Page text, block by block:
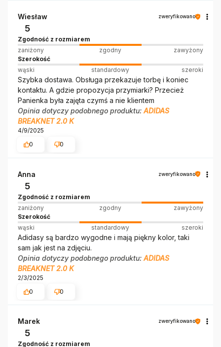
Wiesław zweryfikowano
5
Zgodność z rozmiarem
zaniżony
zgodny
zawyżony
Szerokość
wąski
standardowy szeroki
Szybka dostawa. Obsługa przekazuje torbę i koniec
kontaktu. A gdzie propozycja przymiarki? Przecież
Panienka była zajęta czymś a nie klientem
Opinia dotyczy podobnego produktu: ADIDAS
BREAKNET 2.0 K
4/9/2025
0
0
Anna zweryfikowano
5
Zgodność z rozmiarem
zaniżony
zgodny
zawyżony
Szerokość
wąski
standardowy szeroki
Adidasy są bardzo wygodne i mają piękny kolor, taki
sam jak jest na zdjęciu.
Opinia dotyczy podobnego produktu: ADIDAS
BREAKNET 2.0 K
2/3/2025
0
0
Marek zweryfikowano
5
Zgodność z rozmiarem